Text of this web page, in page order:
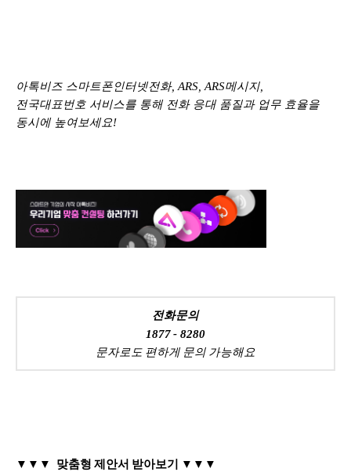
아톡비즈 스마트폰인터넷전화, ARS, ARS메시지,
전국대표번호 서비스를 통해 전화 응대 품질과 업무 효율을
동시에 높여보세요!
전화문의
1877 - 8280
문자로도 편하게 문의 가능해요
▼ ▼▼ 맞춤형 제안서 받아보기 ▼▼▼